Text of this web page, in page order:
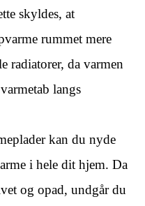
skyldes, at
rummet mere
radiatorer, da varmen
langs
kan du nyde
i hele dit hjem. Da
og opad, undgår du